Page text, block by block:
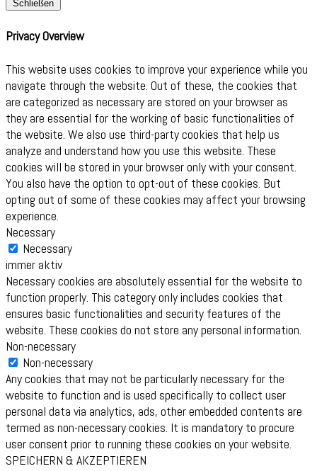
Schließen
Privacy Overview
This website uses cookies to improve your experience while you
navigate through the website. Out of these, the cookies that
are categorized as necessary are stored on your browser as
they are essential for the working of basic functionalities of
the website. We also use third-party cookies that help us
analyze and understand how you use this website. These
cookies will be stored in your browser only with your consent.
You also have the option to opt-out of these cookies. But
opting out of some of these cookies may affect your browsing
experience.
Necessary
Necessary
immer aktiv
Necessary cookies are absolutely essential for the website to
function properly. This category only includes cookies that
ensures basic functionalities and security features of the
website. These cookies do not store any personal information.
Non-necessary
Non-necessary
Any cookies that may not be particularly necessary for the
website to function and is used specifically to collect user
personal data via analytics, ads, other embedded contents are
termed as non-necessary cookies. It is mandatory to procure
user consent prior to running these cookies on your website.
SPEICHERN & AKZEPTIEREN